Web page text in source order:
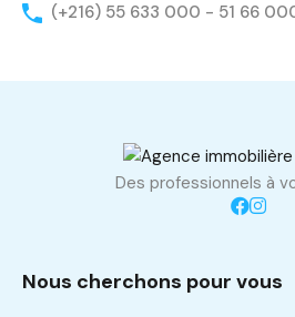
(+216) 55 633 000 - 51 66
Des professionnels à
Nous cherchons pour vous